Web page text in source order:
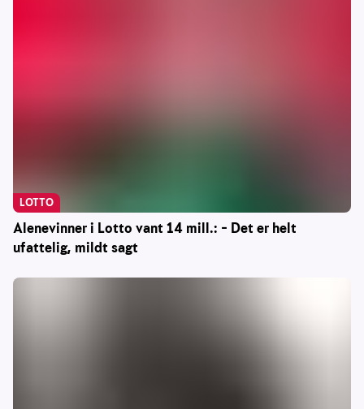
Alenevinner i Lotto vant 14 mill.: – Det er helt
ufattelig, mildt sagt
LOTTO